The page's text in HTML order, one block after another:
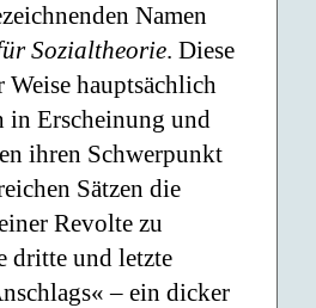
Namen
Sozialtheorie. Diese
hauptsächlich
in Erscheinung und
ihren Schwerpunkt
Sätzen die
Revolte zu
dritte und letzte
– ein dicker